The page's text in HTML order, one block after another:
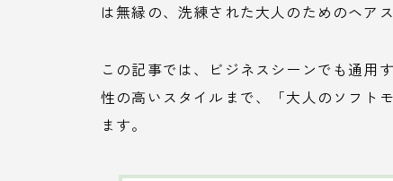
は無縁の、洗練された大人のためのヘア
この記事では、ビジネスシーンでも通用
性の高いスタイルまで、「大人のソフト
ます。